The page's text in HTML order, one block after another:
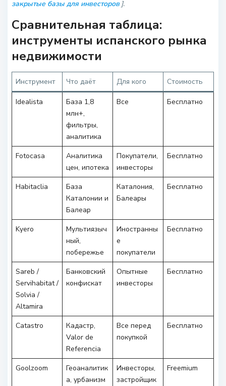
закрытые базы для инвесторов].
Сравнительная таблица:
инструменты испанского рынка
недвижимости
Инструмент Что даёт Для кого Стоимость
Idealista
База 1,8
млн+,
фильтры,
аналитика
Все Бесплатно
Fotocasa
Аналитика
цен, ипотека
Покупатели,
инвесторы
Бесплатно
Habitaclia
База
Каталонии и
Балеар
Каталония,
Балеары
Бесплатно
Kyero
Мультиязыч
ный,
побережье
Иностранны
е
покупатели
Бесплатно
Sareb /
Servihabitat /
Solvia /
Altamira
Банковский
конфискат
Опытные
инвесторы
Бесплатно
Catastro
Кадастр,
Valor de
Referencia
Все перед
покупкой
Бесплатно
Goolzoom
Геоаналитик
а, урбанизм
Инвесторы,
застройщик
Freemium